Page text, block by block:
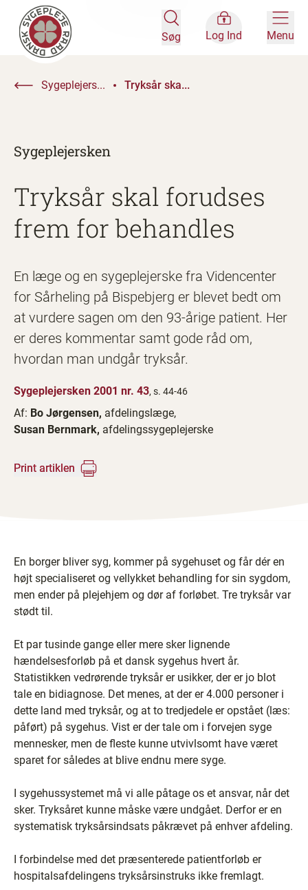
Søg Log Ind Menu
Sygeplejers... Tryksår ska...
Sygeplejersken
Tryksår skal forudses
frem for behandles
En læge og en sygeplejerske fra Videncenter
for Sårheling på Bispebjerg er blevet bedt om
at vurdere sagen om den 93-årige patient. Her
er deres kommentar samt gode råd om,
hvordan man undgår tryksår.
Sygeplejersken 2001 nr. 43, s. 44-46
Af: Bo Jørgensen, afdelingslæge,
Susan Bernmark, afdelingssygeplejerske
Print artiklen
En borger bliver syg, kommer på sygehuset og får dér en
højt specialiseret og vellykket behandling for sin sygdom,
men ender på plejehjem og dør af forløbet. Tre tryksår var
stødt til.
Et par tusinde gange eller mere sker lignende
hændelsesforløb på et dansk sygehus hvert år.
Statistikken vedrørende tryksår er usikker, der er jo blot
tale en bidiagnose. Det menes, at der er 4.000 personer i
dette land med tryksår, og at to tredjedele er opstået (læs:
påført) på sygehus. Vist er der tale om i forvejen syge
mennesker, men de fleste kunne utvivlsomt have været
sparet for således at blive endnu mere syge.
I sygehussystemet må vi alle påtage os et ansvar, når det
sker. Tryksåret kunne måske være undgået. Derfor er en
systematisk tryksårsindsats påkrævet på enhver afdeling.
I forbindelse med det præsenterede patientforløb er
hospitalsafdelingens tryksårsinstruks ikke fremlagt.